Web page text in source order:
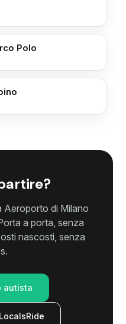
Polo
Aeroporto di Milano
a porta, senza
nascosti, senza
autista